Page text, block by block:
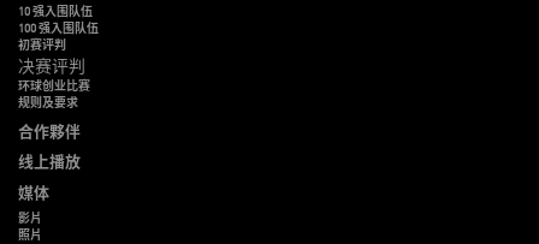
10 强入围队伍
100 强入围队伍
初赛评判
决赛评判
环球创业比赛
规则及要求
合作夥伴
线上播放
媒体
影片
照片